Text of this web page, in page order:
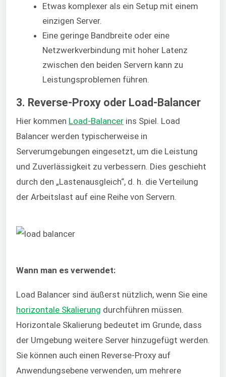
Etwas komplexer als ein Setup mit einem
einzigen Server.
Eine geringe Bandbreite oder eine
Netzwerkverbindung mit hoher Latenz
zwischen den beiden Servern kann zu
Leistungsproblemen führen.
3. Reverse-Proxy oder Load-Balancer
Hier kommen Load-Balancer ins Spiel. Load
Balancer werden typischerweise in
Serverumgebungen eingesetzt, um die Leistung
und Zuverlässigkeit zu verbessern. Dies geschieht
durch den „Lastenausgleich“, d. h. die Verteilung
der Arbeitslast auf eine Reihe von Servern.
Wann man es verwendet:
Load Balancer sind äußerst nützlich, wenn Sie eine
horizontale Skalierung durchführen müssen.
Horizontale Skalierung bedeutet im Grunde, dass
der Umgebung weitere Server hinzugefügt werden.
Sie können auch einen Reverse-Proxy auf
Anwendungsebene verwenden, um mehrere